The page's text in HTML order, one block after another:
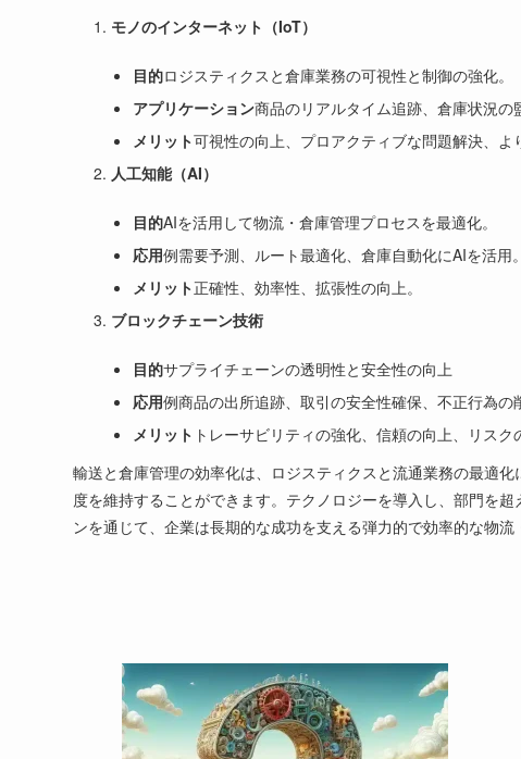
モノのインターネット（IoT）
目的ロジスティクスと倉庫業務の可視性と制御の強化。
アプリケーション商品のリアルタイム追跡、倉庫状況の
メリット可視性の向上、プロアクティブな問題解決、よ
人工知能（AI）
目的AIを活用して物流・倉庫管理プロセスを最適化。
応用例需要予測、ルート最適化、倉庫自動化にAIを活用。
メリット正確性、効率性、拡張性の向上。
ブロックチェーン技術
目的サプライチェーンの透明性と安全性の向上
応用例商品の出所追跡、取引の安全性確保、不正行為の
メリット トレーサビリティの強化、信頼の向上、リスク
輸送と倉庫管理の効率化は、ロジスティクスと流通業務の最適
度を維持することができます。テクノロジーを導入し、部門を
ンを通じて、企業は長期的な成功を支える弾力的で効率的な物